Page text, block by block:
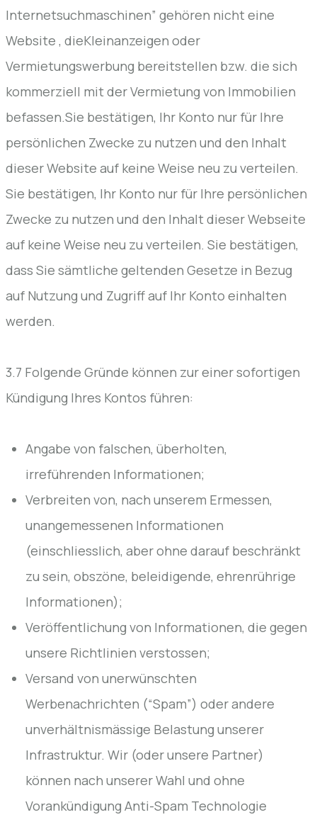
Internetsuchmaschinen” gehören nicht eine
Website , dieKleinanzeigen oder
Vermietungswerbung bereitstellen bzw. die sich
kommerziell mit der Vermietung von Immobilien
befassen.Sie bestätigen, Ihr Konto nur für Ihre
persönlichen Zwecke zu nutzen und den Inhalt
dieser Website auf keine Weise neu zu verteilen.
Sie bestätigen, Ihr Konto nur für Ihre persönlichen
Zwecke zu nutzen und den Inhalt dieser Webseite
auf keine Weise neu zu verteilen. Sie bestätigen,
dass Sie sämtliche geltenden Gesetze in Bezug
auf Nutzung und Zugriff auf Ihr Konto einhalten
werden.
3.7 Folgende Gründe können zur einer sofortigen
Kündigung Ihres Kontos führen:
Angabe von falschen, überholten,
irreführenden Informationen;
Verbreiten von, nach unserem Ermessen,
unangemessenen Informationen
(einschliesslich, aber ohne darauf beschränkt
zu sein, obszöne, beleidigende, ehrenrührige
Informationen);
Veröffentlichung von Informationen, die gegen
unsere Richtlinien verstossen;
Versand von unerwünschten
Werbenachrichten (“Spam”) oder andere
unverhältnismässige Belastung unserer
Infrastruktur. Wir (oder unsere Partner)
können nach unserer Wahl und ohne
Vorankündigung Anti-Spam Technologie